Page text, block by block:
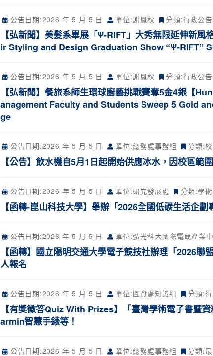
公告日期:2026 年 5 月 5 日 單位:謝鳳秋 分類:行政公告
【弘新聞】美髮系畢展「Ψ-RIFT」大秀無限延伸新
ir Styling and Design Graduation Show “Ψ-RIFT”
公告日期:2026 年 5 月 5 日 單位:謝鳳秋 分類:行政公告
【弘新聞】餐旅系師生環球廚藝挑戰賽奪5金4銀【
anagement Faculty and Students Sweep 5 Gold
ge
公告日期:2026 年 5 月 5 日 單位:總務處事務組 分類:
【公告】飲水機自5月1日起開始供應冰水，因校區範
公告日期:2026 年 5 月 5 日 單位:研究發展處 分類:學
【函轉-崑山科技大學】舉辦「2026全國低碳生活企
公告日期:2026 年 5 月 5 日 單位:弘光科大國際電競產業
【函轉】國立陽明交通大學電子競技社辦理「2026
人報名
公告日期:2026 年 5 月 5 日 單位:圖資處知識組 分類:
【有獎徵答Quiz With Prizes】「臺灣學術電子書暨
armin智慧手錶等！
公告日期:2026 年 5 月 5 日 單位:總務處事務組 分類: